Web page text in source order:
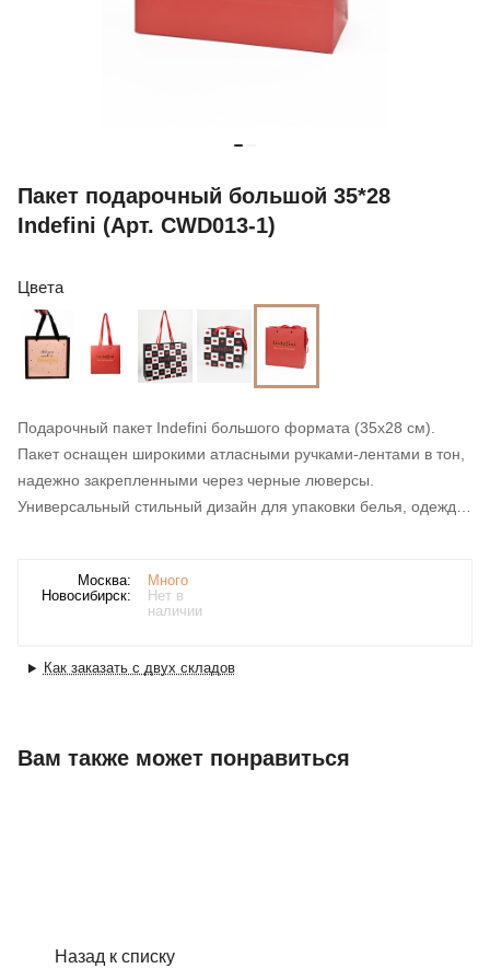
Пакет подарочный большой 35*28
Indefini (Арт. CWD013-1)
Цвета
Подарочный пакет Indefini большого формата (35х28 см).
Пакет оснащен широкими атласными ручками-лентами в тон,
надежно закрепленными через черные люверсы.
Универсальный стильный дизайн для упаковки белья, одежды
Москва:
Много
Новосибирск:
Нет в
наличии
Как заказать с двух складов
Вам также может понравиться
Назад к списку